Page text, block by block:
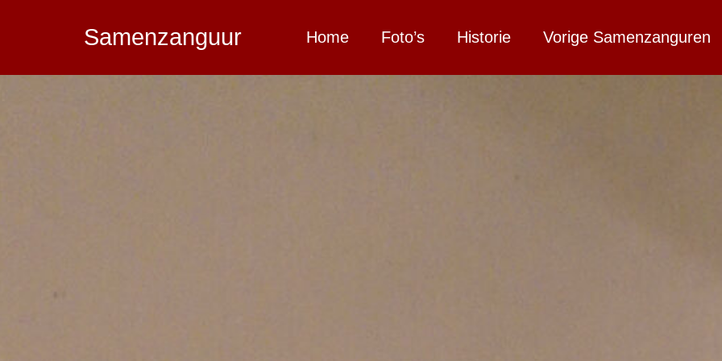
Samenzanguur Home Foto’s Historie Vorige Samenzanguren